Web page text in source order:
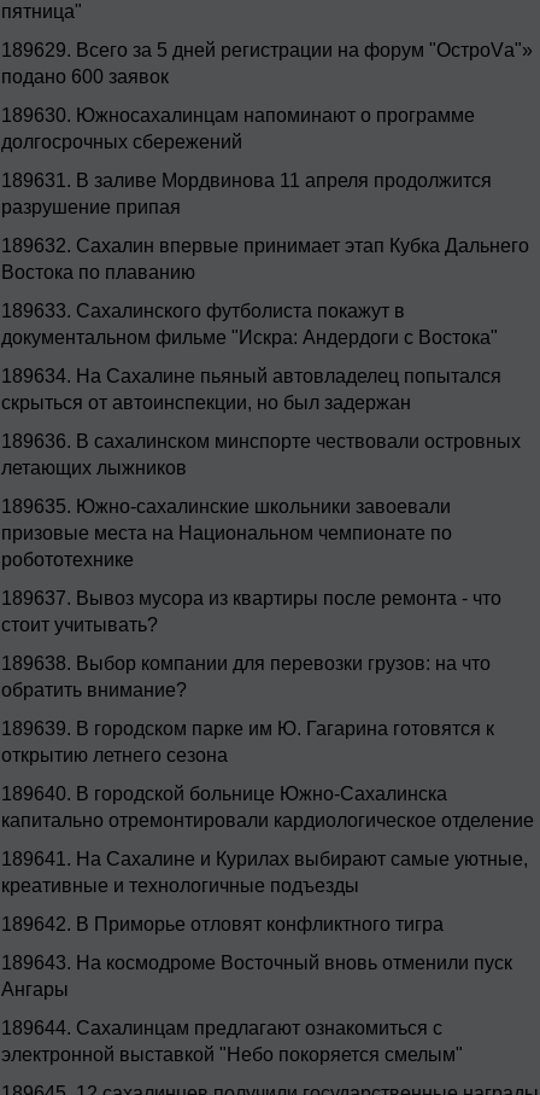
пятница"
189629. Всего за 5 дней регистрации на форум "ОстроVа"»
подано 600 заявок
189630. Южносахалинцам напоминают о программе
долгосрочных сбережений
189631. В заливе Мордвинова 11 апреля продолжится
разрушение припая
189632. Сахалин впервые принимает этап Кубка Дальнего
Востока по плаванию
189633. Сахалинского футболиста покажут в
документальном фильме "Искра: Андердоги с Востока"
189634. На Сахалине пьяный автовладелец попытался
скрыться от автоинспекции, но был задержан
189636. В сахалинском минспорте чествовали островных
летающих лыжников
189635. Южно-сахалинские школьники завоевали
призовые места на Национальном чемпионате по
робототехнике
189637. Вывоз мусора из квартиры после ремонта - что
стоит учитывать?
189638. Выбор компании для перевозки грузов: на что
обратить внимание?
189639. В городском парке им Ю. Гагарина готовятся к
открытию летнего сезона
189640. В городской больнице Южно-Сахалинска
капитально отремонтировали кардиологическое отделение
189641. На Сахалине и Курилах выбирают самые уютные,
креативные и технологичные подъезды
189642. В Приморье отловят конфликтного тигра
189643. На космодроме Восточный вновь отменили пуск
Ангары
189644. Сахалинцам предлагают ознакомиться с
электронной выставкой "Небо покоряется смелым"